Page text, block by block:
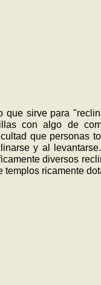
sirve para
con algo de
que personas
y al
diversos
templos ricamente